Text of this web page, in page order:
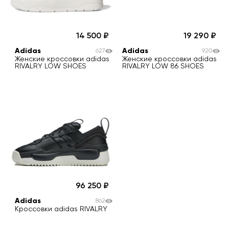
14 500
Adidas
Женские кроссовки adidas
RIVALRY LOW SHOES
627
19 290
Adidas
Женские кроссовки adidas
RIVALRY LOW 86 SHOES
920
96 250
Adidas
Кроссовки adidas RIVALRY
862